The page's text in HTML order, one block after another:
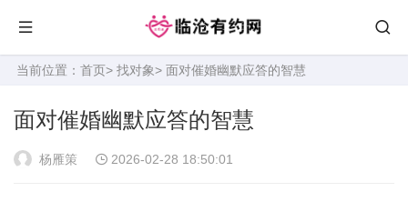
当前位置： 首页> 找对象> 面对催婚幽默应答的智慧
面对催婚幽默应答的智慧
杨雁策 2026-02-28 18:50:01